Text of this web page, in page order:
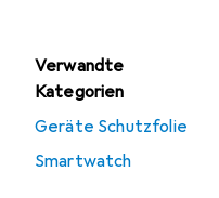
Verwandte
Kategorien
Geräte Schutzfolie
Smartwatch